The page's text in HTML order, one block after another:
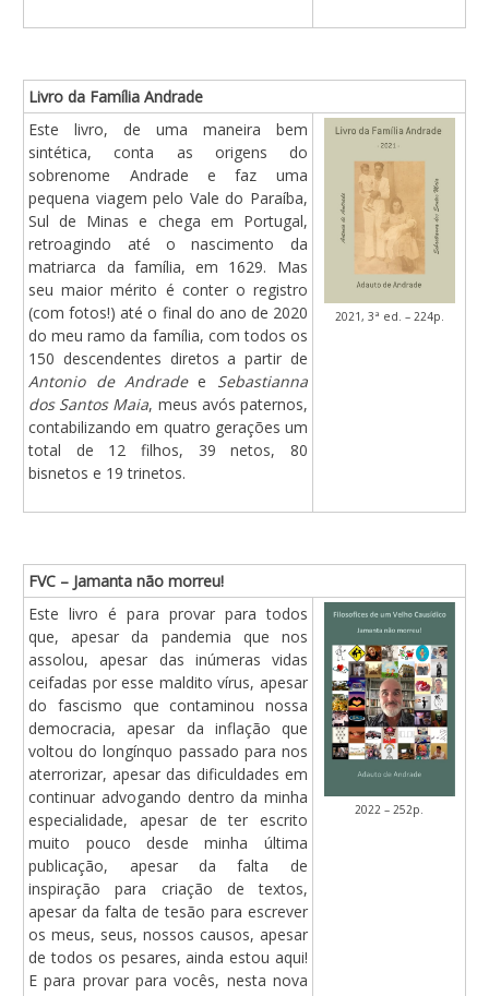
Livro da Família Andrade
Este livro, de uma maneira bem
sintética, conta as origens do
sobrenome Andrade e faz uma
pequena viagem pelo Vale do Paraíba,
Sul de Minas e chega em Portugal,
retroagindo até o nascimento da
matriarca da família, em 1629. Mas
seu maior mérito é conter o registro
(com fotos!) até o final do ano de 2020
do meu ramo da família, com todos os
150 descendentes diretos a partir de
Antonio de Andradee Sebastianna
dos Santos Maia, meus avós paternos,
contabilizando em quatro gerações um
total de 12 filhos, 39 netos, 80
bisnetos e 19 trinetos.
2021, 3ª ed. – 224p.
FVC – Jamanta não morreu!
Este livro é para provar para todos
que, apesar da pandemia que nos
assolou, apesar das inúmeras vidas
ceifadas por esse maldito vírus, apesar
do fascismo que contaminou nossa
democracia, apesar da inflação que
voltou do longínquo passado para nos
aterrorizar, apesar das dificuldades em
continuar advogando dentro da minha
especialidade, apesar de ter escrito
muito pouco desde minha última
publicação, apesar da falta de
inspiração para criação de textos,
apesar da falta de tesão para escrever
os meus, seus, nossos causos, apesar
de todos os pesares, ainda estou aqui!
E para provar para vocês, nesta nova
2022 – 252p.